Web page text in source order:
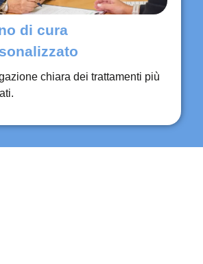
di cura
chiara dei trattamenti più